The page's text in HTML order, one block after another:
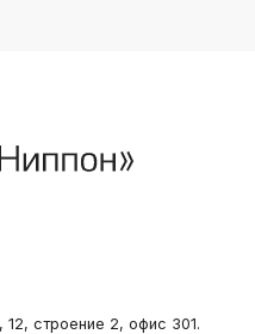
строение 2, офис 301.